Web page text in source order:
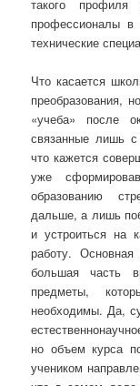
такого
профессионалы в
технические
Что касается
преобразования,
«учеба» после
связанные лишь
что кажется
уже
образованию
дальше, а лишь
и устроиться на
работу.
большая часть
предметы,
необходимы. Да,
но объем курса
учеником